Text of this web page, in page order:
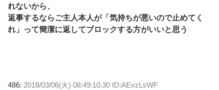
れないから、
返事するならご主人本人が「気持ちが悪いので止めてく
れ」って簡潔に返してブロックする方がいいと思う
486: 2018/03/06(火) 08:49:10.30 ID:AEvzLsWF